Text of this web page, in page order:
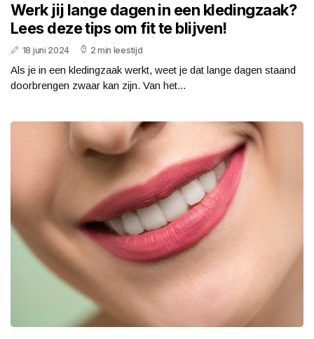
Werk jij lange dagen in een kledingzaak?
Lees deze tips om fit te blijven!
18 juni 2024 2 min leestijd
Als je in een kledingzaak werkt, weet je dat lange dagen staand
doorbrengen zwaar kan zijn. Van het...